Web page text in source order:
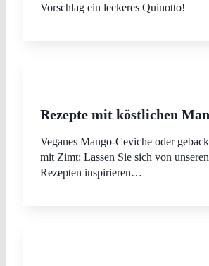
Vorschlag ein leckeres Quinotto!
Rezepte mit köstlichen
Veganes Mango-Ceviche oder
mit Zimt: Lassen Sie sich von
Rezepten inspirieren…